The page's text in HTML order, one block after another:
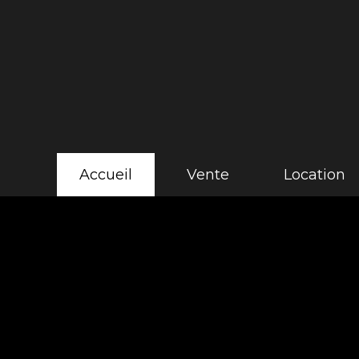
accueil vente location